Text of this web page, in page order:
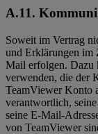
A.11.
Soweit im Vertrag
und Erklärungen im
Mail erfolgen. Dazu
verwenden, die der
TeamViewer Konto
verantwortlich,
seine E-Mail-
von TeamViewer